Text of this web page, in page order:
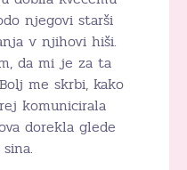
njegovi starši
v njihovi hiši.
da mi je za ta
me skrbi, kako
komunicirala
dorekla glede